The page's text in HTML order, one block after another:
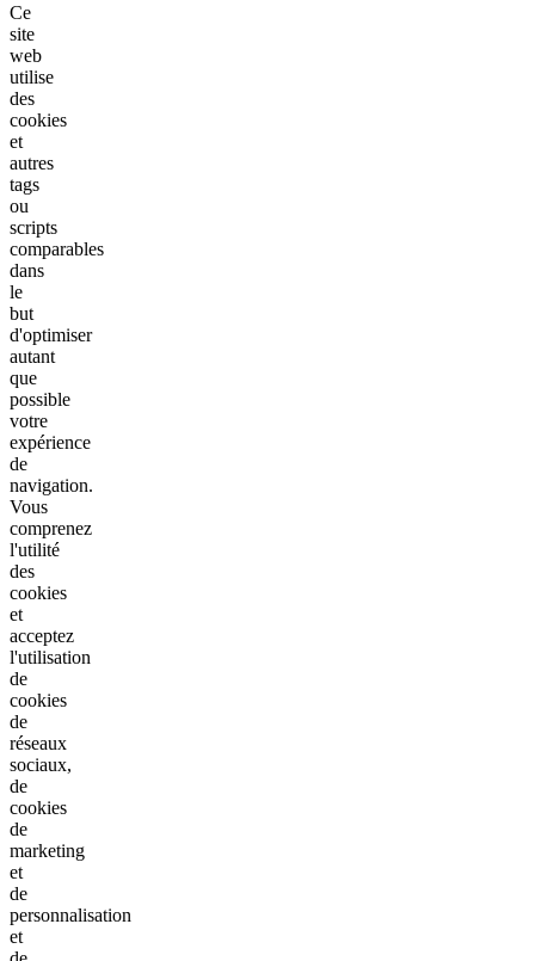
Ce
site
web
utilise
des
cookies
et
autres
tags
ou
scripts
comparables
dans
le
but
d'optimiser
autant
que
possible
votre
expérience
de
navigation.
Vous
comprenez
l'utilité
des
cookies
et
acceptez
l'utilisation
de
cookies
de
réseaux
sociaux,
de
cookies
de
marketing
et
de
personnalisation
et